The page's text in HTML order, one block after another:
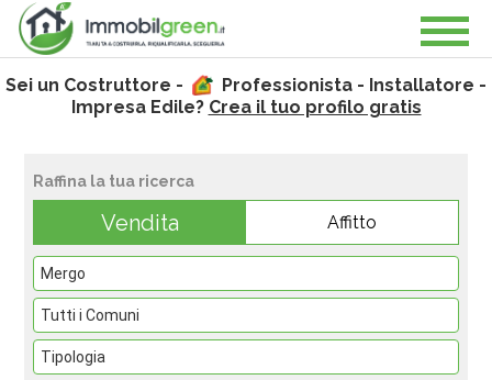
Sei un Costruttore -
Professionista - Installatore -
Impresa Edile? Crea il tuo profilo gratis
Raffina la tua ricerca
Vendita Affitto